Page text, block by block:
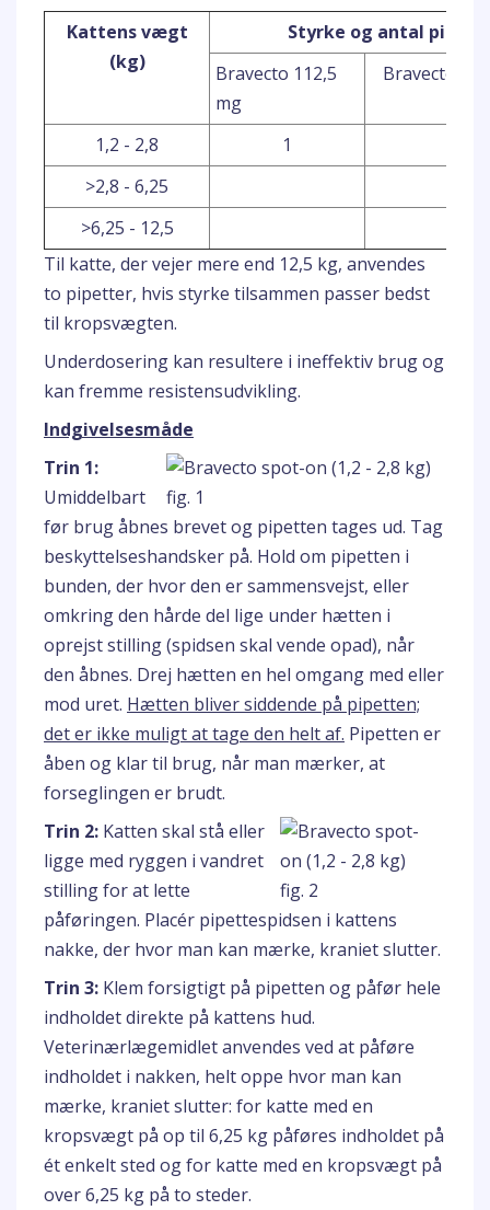
Kattens vægt
(kg)
Styrke og antal
Bravecto 112,5
mg
Bravecto
1,2 - 2,8
1
>2,8 - 6,25
>6,25 - 12,5
Til katte, der vejer mere end 12,5 kg, anvendes
to pipetter, hvis styrke tilsammen passer bedst
til kropsvægten.
Underdosering kan resultere i ineffektiv brug og
kan fremme resistensudvikling.
Indgivelsesmåde
Trin 1:
Umiddelbart
før brug åbnes brevet og pipetten tages ud. Tag
beskyttelseshandsker på. Hold om pipetten i
bunden, der hvor den er sammensvejst, eller
omkring den hårde del lige under hætten i
oprejst stilling (spidsen skal vende opad), når
den åbnes. Drej hætten en hel omgang med eller
mod uret. Hætten bliver siddende på pipetten;
det er ikke muligt at tage den helt af. Pipetten er
åben og klar til brug, når man mærker, at
forseglingen er brudt.
Trin 2: Katten skal stå eller
ligge med ryggen i vandret
stilling for at lette
påføringen. Placér pipettespidsen i kattens
nakke, der hvor man kan mærke, kraniet slutter.
Trin 3: Klem forsigtigt på pipetten og påfør hele
indholdet direkte på kattens hud.
Veterinærlægemidlet anvendes ved at påføre
indholdet i nakken, helt oppe hvor man kan
mærke, kraniet slutter: for katte med en
kropsvægt på op til 6,25 kg påføres indholdet på
ét enkelt sted og for katte med en kropsvægt på
over 6,25 kg på to steder.